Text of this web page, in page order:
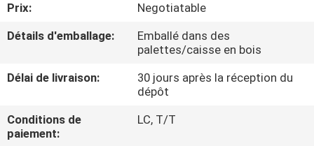
L'USINE
DE
LA
QUALITÉ
Prix:
Negotiatable
Détails d'emballage:
Emballé dans des
palettes/caisse en bois
Délai de livraison:
30 jours après la réception du
dépôt
Conditions de
paiement:
LC, T/T